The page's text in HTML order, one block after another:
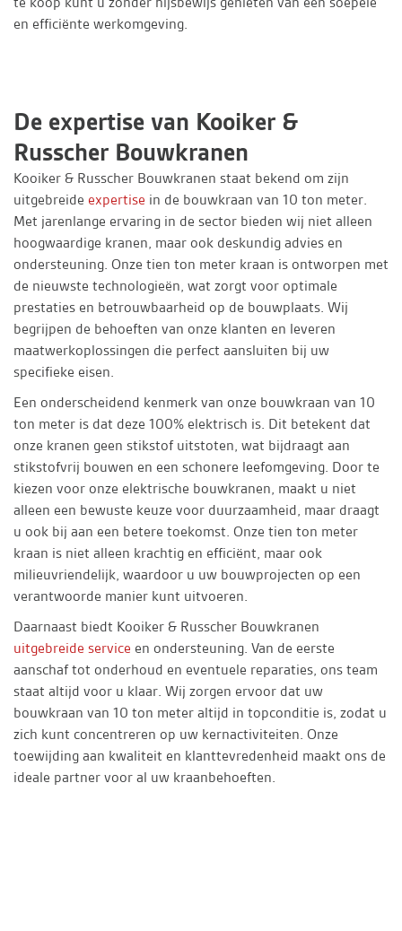
en efficiënte werkomgeving.
De expertise van Kooiker &
Russcher Bouwkranen
Kooiker & Russcher Bouwkranen staat bekend om zijn
uitgebreide expertise in de bouwkraan van 10 ton meter.
Met jarenlange ervaring in de sector bieden wij niet alleen
hoogwaardige kranen, maar ook deskundig advies en
ondersteuning. Onze tien ton meter kraan is ontworpen met
de nieuwste technologieën, wat zorgt voor optimale
prestaties en betrouwbaarheid op de bouwplaats. Wij
begrijpen de behoeften van onze klanten en leveren
maatwerkoplossingen die perfect aansluiten bij uw
specifieke eisen.
Een onderscheidend kenmerk van onze bouwkraan van 10
ton meter is dat deze 100% elektrisch is. Dit betekent dat
onze kranen geen stikstof uitstoten, wat bijdraagt aan
stikstofvrij bouwen en een schonere leefomgeving. Door te
kiezen voor onze elektrische bouwkranen, maakt u niet
alleen een bewuste keuze voor duurzaamheid, maar draagt
u ook bij aan een betere toekomst. Onze tien ton meter
kraan is niet alleen krachtig en efficiënt, maar ook
milieuvriendelijk, waardoor u uw bouwprojecten op een
verantwoorde manier kunt uitvoeren.
Daarnaast biedt Kooiker & Russcher Bouwkranen
uitgebreide service en ondersteuning. Van de eerste
aanschaf tot onderhoud en eventuele reparaties, ons team
staat altijd voor u klaar. Wij zorgen ervoor dat uw
bouwkraan van 10 ton meter altijd in topconditie is, zodat u
zich kunt concentreren op uw kernactiviteiten. Onze
toewijding aan kwaliteit en klanttevredenheid maakt ons de
ideale partner voor al uw kraanbehoeften.